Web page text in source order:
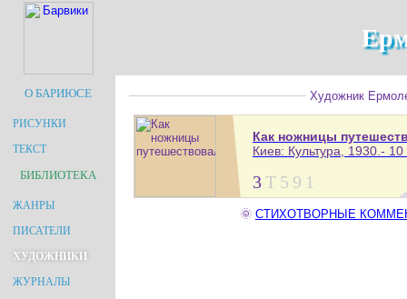
О БАРИЮСЕ
РИСУНКИ
ТЕКСТ
БИБЛИОТЕКА
ЖАНРЫ
ПИСАТЕЛИ
ХУДОЖНИКИ
ЖУРНАЛЫ
Художник
Как ножницы
Киев: Культура, 1930.-
3Т 5 9 1
🌞 СТИХОТВОРНЫЕ